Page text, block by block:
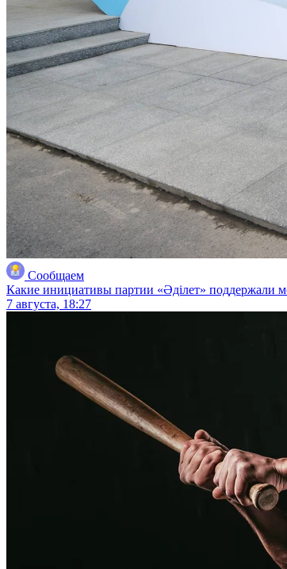
Сообщаем
Какие инициативы партии «Әділет» поддержали
7 августа, 18:27